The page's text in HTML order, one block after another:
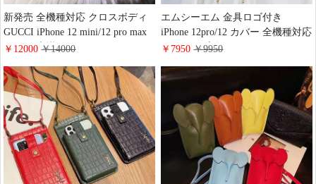
新発売 全機種対応 クロスボディ
GUCCI iPhone 12 mini/12 pro max
ケース 肩掛け グッチgalaxy note20
スマホケース 限定版
Galaxys20/s20プラス/s20ultra Gucci
携帯ケース
￥12000￥14000
エムシーエム 金具ロゴ付き
iPhone 12pro/12 カバー 全機種対応
ストラップ付きアイフォン
MCM ギャラクシー
s21/s21plus/s21ultraオシャレケース
エムシーエム galaxy Note20 携帯
ケース 可愛い風 高級感
￥7950￥9950